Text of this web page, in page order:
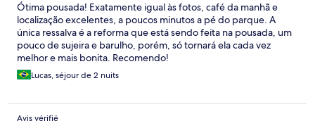
Ótima pousada! Exatamente igual às fotos, café da manhã e
localização excelentes, a poucos minutos a pé do parque. A
única ressalva é a reforma que está sendo feita na pousada, um
pouco de sujeira e barulho, porém, só tornará ela cada vez
melhor e mais bonita. Recomendo!
Lucas, séjour de 2 nuits
Avis vérifié